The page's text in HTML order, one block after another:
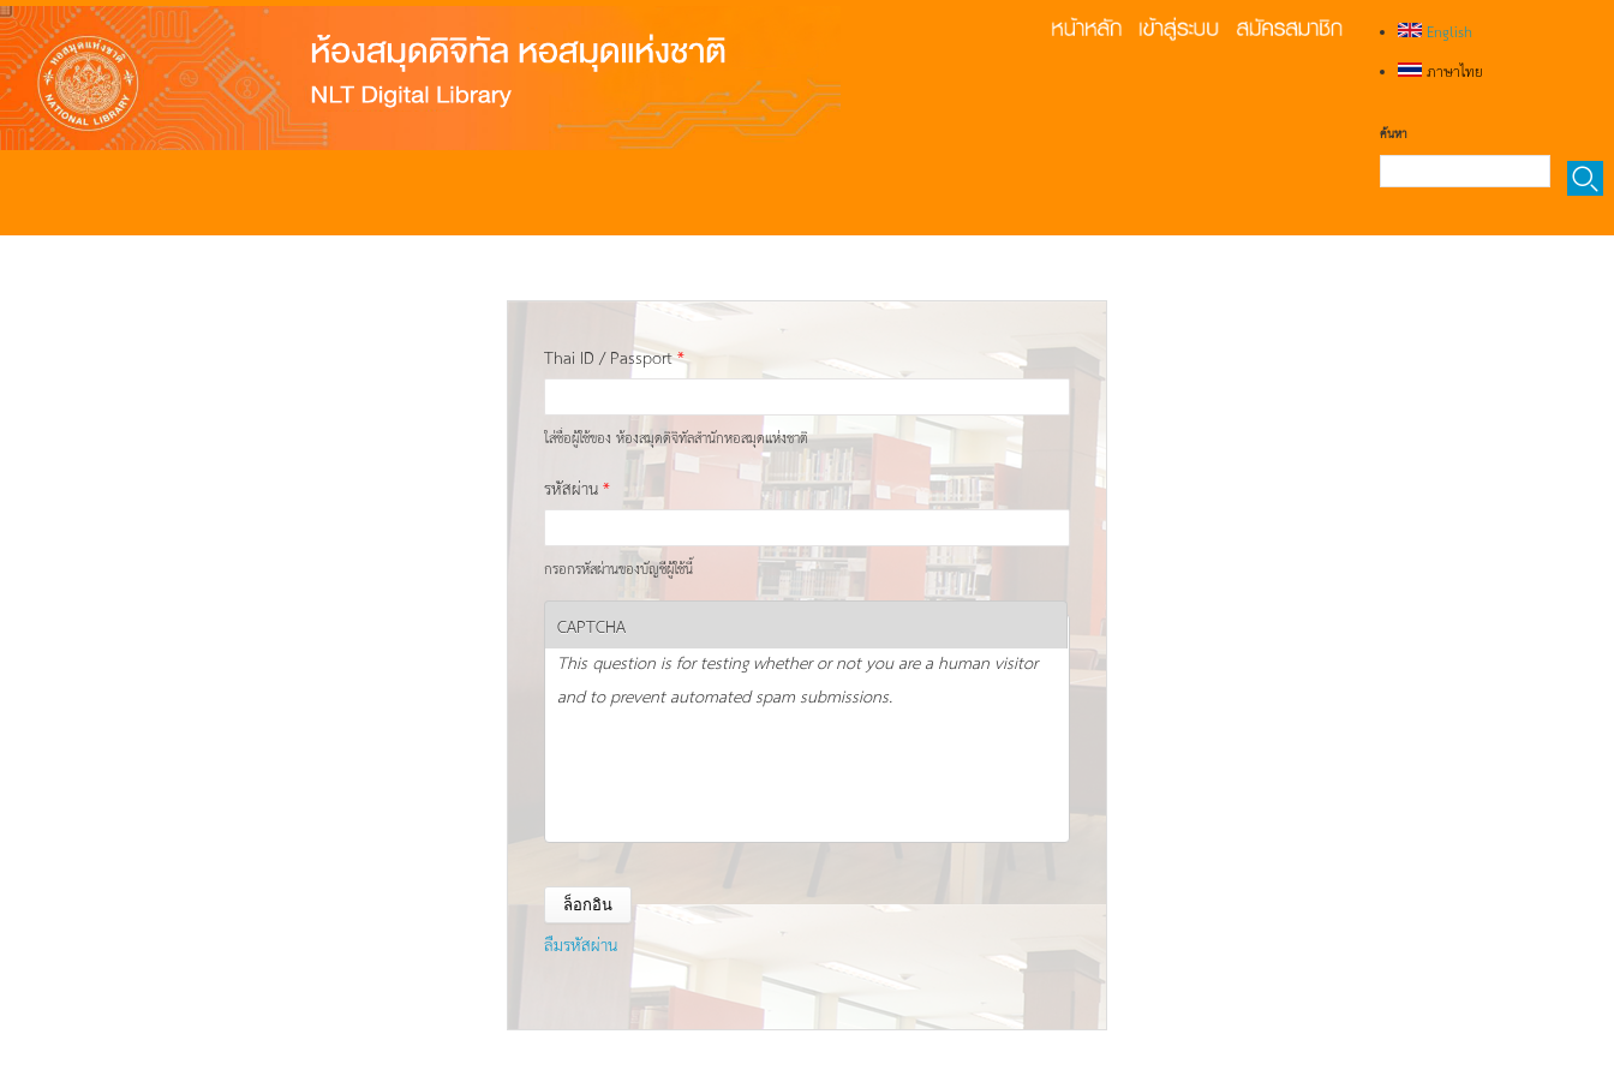
English
ภาษาไทย
ค้นหา
Thai ID / Passport*
ใส่ชื่อผู้ใช้ของ ห้องสมุดดิจิทัลสำนักหอสมุดแห่งชาติ
รหัสผ่าน*
กรอกรหัสผ่านของบัญชีผู้ใช้นี้
CAPTCHA
This question is for testing whether or not you are a human visitor
and to prevent automated spam submissions.
ลืมรหัสผ่าน